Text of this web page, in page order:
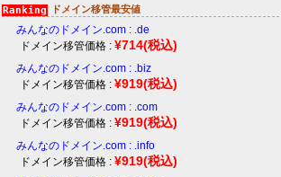
ドメイン移管最安値
みんなのドメイン.com : .de
ドメイン移管価格 : ¥714(税込)
みんなのドメイン.com : .biz
ドメイン移管価格 : ¥919(税込)
みんなのドメイン.com : .com
ドメイン移管価格 : ¥919(税込)
みんなのドメイン.com : .info
ドメイン移管価格 : ¥919(税込)